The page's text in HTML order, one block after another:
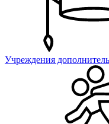
Учреждения